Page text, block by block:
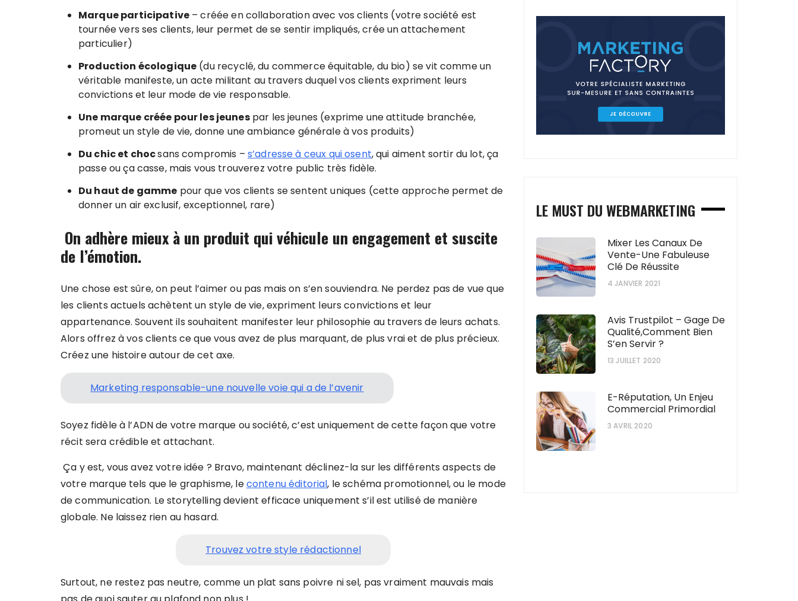
Marque participative – créée en collaboration avec vos clients (votre société est
tournée vers ses clients, leur permet de se sentir impliqués, crée un attachement
particulier)
Production écologique (du recyclé, du commerce équitable, du bio) se vit comme un
véritable manifeste, un acte militant au travers duquel vos clients expriment leurs
convictions et leur mode de vie responsable.
Une marque créée pour les jeunespar les jeunes (exprime une attitude branchée,
promeut un style de vie, donne une ambiance générale à vos produits)
Du chic et chocsans compromis – s’adresse à ceux qui osent, qui aiment sortir du lot, ça
passe ou ça casse, mais vous trouverez votre public très fidèle.
Du haut de gamme pour que vos clients se sentent uniques (cette approche permet de
donner un air exclusif, exceptionnel, rare)
On adhère mieux à un produit qui véhicule un engagement et suscite
de l’émotion.
Une chose est sûre, on peut l’aimer ou pas mais on s’en souviendra. Ne perdez pas de vue que
les clients actuels achètent un style de vie, expriment leurs convictions et leur
appartenance. Souvent ils souhaitent manifester leur philosophie au travers de leurs achats.
Alors offrez à vos clients ce que vous avez de plus marquant, de plus vrai et de plus précieux.
Créez une histoire autour de cet axe.
Marketing responsable-une nouvelle voie qui a de l’avenir
Soyez fidèle à l’ADN de votre marque ou société, c’est uniquement de cette façon que votre
récit sera crédible et attachant.
Ça y est, vous avez votre idée ? Bravo, maintenant déclinez-la sur les différents aspects de
votre marque tels que le graphisme, lecontenu éditorial, le schéma promotionnel, ou le mode
de communication. Le storytelling devient efficace uniquement s’il est utilisé de manière
globale. Ne laissez rien au hasard.
Trouvez votre style rédactionnel
Surtout, ne restez pas neutre, comme un plat sans poivre ni sel, pas vraiment mauvais mais
LE MUST DU WEBMARKETING
Mixer Les Canaux De
Vente-Une Fabuleuse
Clé De Réussite
4 JANVIER 2021
Avis Trustpilot – Gage De
Qualité,comment Bien
S’en Servir ?
13 JUILLET 2020
E-Réputation, Un Enjeu
Commercial Primordial
3 AVRIL 2020